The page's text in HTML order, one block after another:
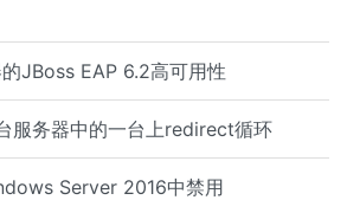
JBoss EAP 6.2高可用性
服务器中的一台上redirect循环
Server 2016中禁用